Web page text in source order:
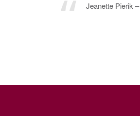
Jeanette Pierik –